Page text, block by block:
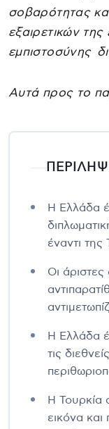
σοβαρότητας
εξαιρετικών
εμπιστοσύνης
Αυτά προς το
Η Ελλάδα
έναντι της
Οι
Η Ελλάδα
τις
Η Τουρκία
εικόνα και